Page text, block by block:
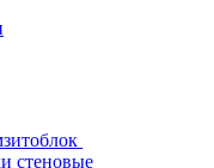
стеновые